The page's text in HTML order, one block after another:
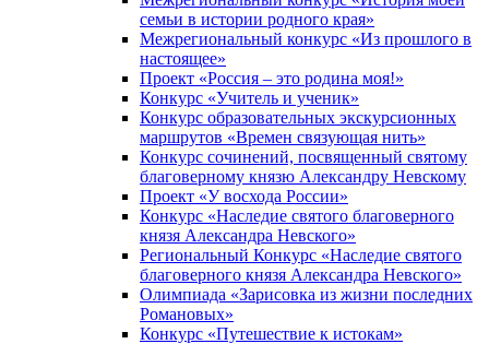
семьи в истории родного края»
Межрегиональный конкурс «Из прошлого в
настоящее»
Проект «Россия – это родина моя!»
Конкурс «Учитель и ученик»
Конкурс образовательных экскурсионных
маршрутов «Времен связующая нить»
Конкурс сочинений, посвященный святому
благоверному князю Александру Невскому
Проект «У восхода России»
Конкурс «Наследие святого благоверного
князя Александра Невского»
Региональный Конкурс «Наследие святого
благоверного князя Александра Невского»
Олимпиада «Зарисовка из жизни последних
Романовых»
Конкурс «Путешествие к истокам»